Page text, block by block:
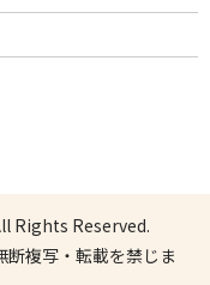
Rights Reserved.
断複写・転載を禁じま